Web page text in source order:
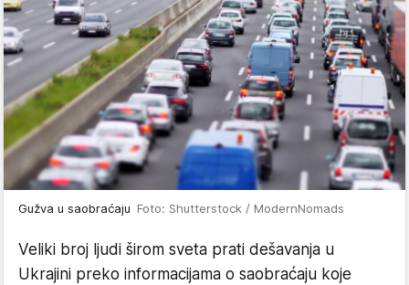
Gužva u saobraćaju Foto: Shutterstock / ModernNomads
Veliki broj ljudi širom sveta prati dešavanja u
Ukrajini preko informacijama o saobraćaju koje